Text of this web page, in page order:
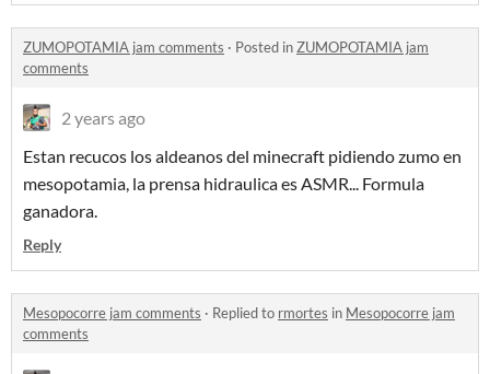
ZUMOPOTAMIA jam comments · Posted inZUMOPOTAMIA jam
comments
2 years ago
Estan recucos los aldeanos del minecraft pidiendo zumo en
mesopotamia, la prensa hidraulica es ASMR... Formula
ganadora.
Reply
Mesopocorre jam comments · Replied to rmortes in Mesopocorre jam
comments